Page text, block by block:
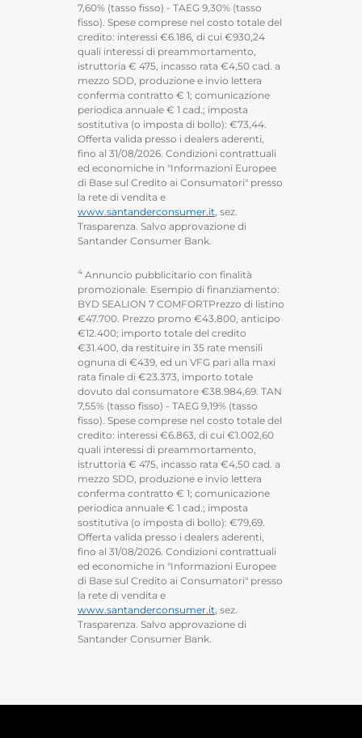
7,60% (tasso fisso) - TAEG 9,30% (tasso
fisso). Spese comprese nel costo totale del
credito: interessi €6.186, di cui €930,24
quali interessi di preammortamento,
istruttoria € 475, incasso rata €4,50 cad. a
mezzo SDD, produzione e invio lettera
conferma contratto € 1; comunicazione
periodica annuale € 1 cad.; imposta
sostitutiva (o imposta di bollo): €73,44.
Offerta valida presso i dealers aderenti,
fino al 31/08/2026. Condizioni contrattuali
ed economiche in "Informazioni Europee
di Base sul Credito ai Consumatori" presso
la rete di vendita e
www.santanderconsumer.it , sez.
Trasparenza. Salvo approvazione di
Santander Consumer Bank.
4 Annuncio pubblicitario con finalità
promozionale. Esempio di finanziamento:
BYD SEALION 7 COMFORTPrezzo di listino
€47.700. Prezzo promo €43.800, anticipo
€12.400; importo totale del credito
€31.400, da restituire in 35 rate mensili
ognuna di €439, ed un VFG pari alla maxi
rata finale di €23.373, importo totale
dovuto dal consumatore €38.984,69. TAN
7,55% (tasso fisso) - TAEG 9,19% (tasso
fisso). Spese comprese nel costo totale del
credito: interessi €6.863, di cui €1.002,60
quali interessi di preammortamento,
istruttoria € 475, incasso rata €4,50 cad. a
mezzo SDD, produzione e invio lettera
conferma contratto € 1; comunicazione
periodica annuale € 1 cad.; imposta
sostitutiva (o imposta di bollo): €79,69.
Offerta valida presso i dealers aderenti,
fino al 31/08/2026. Condizioni contrattuali
ed economiche in "Informazioni Europee
di Base sul Credito ai Consumatori" presso
la rete di vendita e
www.santanderconsumer.it , sez.
Trasparenza. Salvo approvazione di
Santander Consumer Bank.